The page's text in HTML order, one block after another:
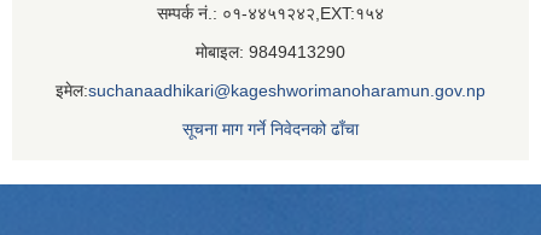
सम्पर्क नं.: ०१-४४५१२४२,EXT:१५४
मोबाइल: 9849413290
इमेल:suchanaadhikari@kageshworimanoharamun.gov.np
सूचना माग गर्ने निवेदनको ढाँचा